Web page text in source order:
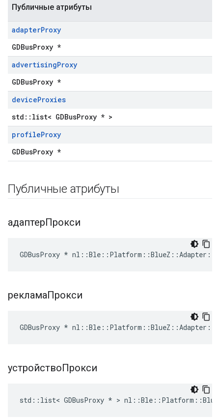
Публичные атрибуты
adapterProxy
GDBusProxy *
advertisingProxy
GDBusProxy *
deviceProxies
std::list< GDBusProxy * >
profileProxy
GDBusProxy *
Публичные атрибуты
адаптерПрокси
GDBusProxy *
рекламаПрокси
GDBusProxy *
устройствоПрокси
std::list< GDBusProxy * >